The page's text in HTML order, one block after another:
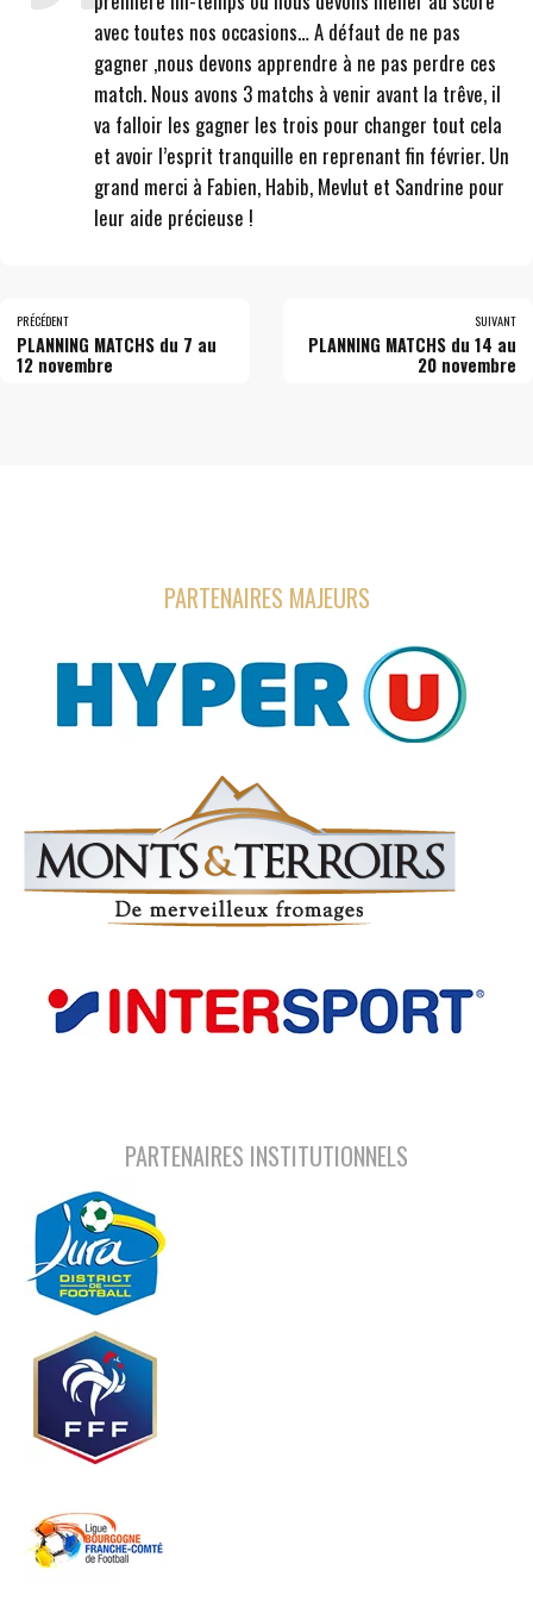
avec toutes nos occasions… A défaut de ne pas
gagner ,nous devons apprendre à ne pas perdre ces
match. Nous avons 3 matchs à venir avant la trêve, il
va falloir les gagner les trois pour changer tout cela
et avoir l’esprit tranquille en reprenant fin février. Un
grand merci à Fabien, Habib, Mevlut et Sandrine pour
leur aide précieuse !
PRÉCÉDENT
PLANNING MATCHS du 7 au
12 novembre
SUIVANT
PLANNING MATCHS du 14 au
20 novembre
PARTENAIRES MAJEURS
PARTENAIRES INSTITUTIONNELS